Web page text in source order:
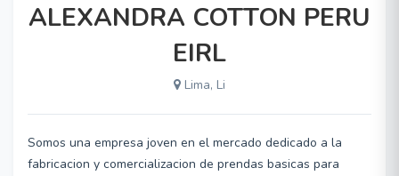
ALEXANDRA COTTON PERU
EIRL
Lima, Li
Somos una empresa joven en el mercado dedicado a la
fabricacion y comercializacion de prendas basicas para